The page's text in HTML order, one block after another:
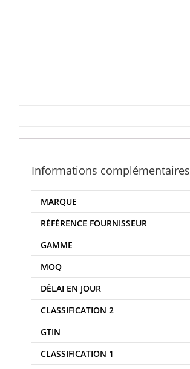
Informations complémentaires
MARQUE
RÉFÉRENCE FOURNISSEUR
GAMME
MOQ
DÉLAI EN JOUR
CLASSIFICATION 2
GTIN
CLASSIFICATION 1